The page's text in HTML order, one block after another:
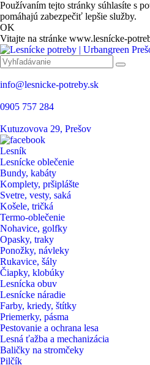
Používaním tejto stránky súhlasíte s
pomáhajú zabezpečiť lepšie služby.
OK
Vitajte na stránke www.lesnícke-
info@lesnicke-potreby.sk
0905 757 284
Kutuzovova 29, Prešov
Lesník
Lesnícke oblečenie
Bundy, kabáty
Komplety, pršiplášte
Svetre, vesty, saká
Košele, tričká
Termo-oblečenie
Nohavice, golfky
Opasky, traky
Ponožky, návleky
Rukavice, šály
Čiapky, klobúky
Lesnícka obuv
Lesnícke náradie
Farby, kriedy, štítky
Priemerky, pásma
Pestovanie a ochrana lesa
Lesná ťažba a mechanizácia
Baličky na stromčeky
Pilčík